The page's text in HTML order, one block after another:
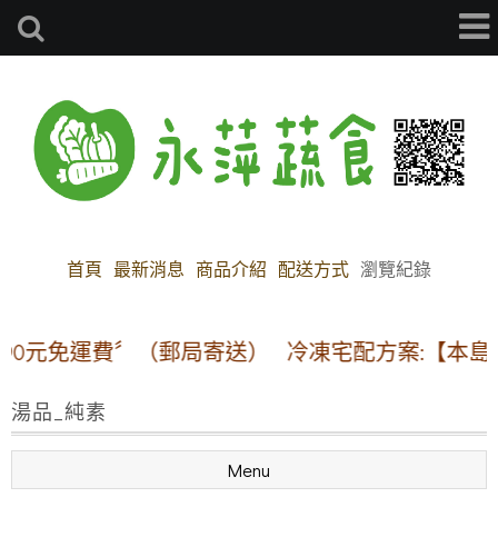
首頁 最新消息 商品介紹 配送方式 瀏覽紀錄
運費〞（郵局寄送） 冷凍宅配方案:【本島地區
湯品_純素
Menu